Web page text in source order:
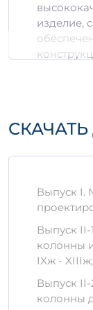
изделие,
Выпуск I.
Выпуск
колонны
IXж -
Выпуск
колонны